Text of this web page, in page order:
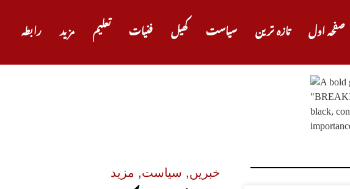
رابطہ مزید تعلیم فنیات کھیل سیاست تازہ ترین صفحہ اول
خبریں, سیاست, مزید